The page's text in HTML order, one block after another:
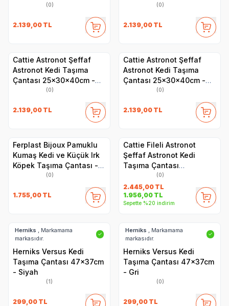
(0)
2.139,00 TL
(0)
2.139,00 TL
Cattie Astronot Şeffaf
Astronot Kedi Taşıma
Çantası 25x30x40cm -
(0)
2.139,00 TL
Cattie Astronot Şeffaf
Astronot Kedi Taşıma
Çantası 25x30x40cm -
(0)
2.139,00 TL
Ferplast Bijoux Pamuklu
Kumaş Kedi ve Küçük Irk
Köpek Taşıma Çantası -
Ayarlanabilir Omuz Askısı,
Fermuarlı - 32x15x34 cm
(0)
1.755,00 TL
Cattie Fileli Astronot
Şeffaf Astronot Kedi
Taşıma Çantası
25x60x40cm - Gri
(0)
2.445,00 TL
1.956,00 TL
Sepette %20 indirim
Herniks
, Markamama
markasıdır.
✓
Herniks Versus Kedi
Taşıma Çantası 47x37cm
- Siyah
(1)
299,00 TL
Herniks
, Markamama
markasıdır.
✓
Herniks Versus Kedi
Taşıma Çantası 47x37cm
- Gri
(0)
299,00 TL